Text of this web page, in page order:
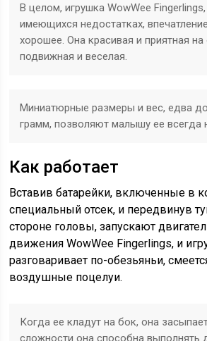
В целом, игрушка WowWee
имеющихся недостатках,
хорошее. Она красивая и приятная
подвижная и веселая.
Миниатюрные размеры и вес, едва
грамм, позволяют малышу ее всегда
Как работает
Вставив батарейки, включенные в
специальный отсек, и передвинув
стороне головы, запускают
движения WowWee Fingerlings, и
разговаривает по-обезьяньи,
воздушные поцелуи.
Когда ее кладут на бок, она
сложности она способна выполнять